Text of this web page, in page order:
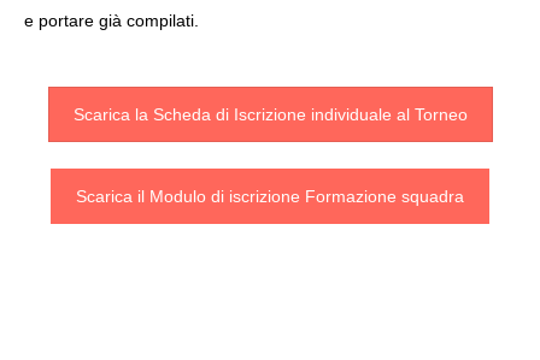
e portare già compilati.
Scarica la Scheda di Iscrizione individuale al Torneo
Scarica il Modulo di iscrizione Formazione squadra